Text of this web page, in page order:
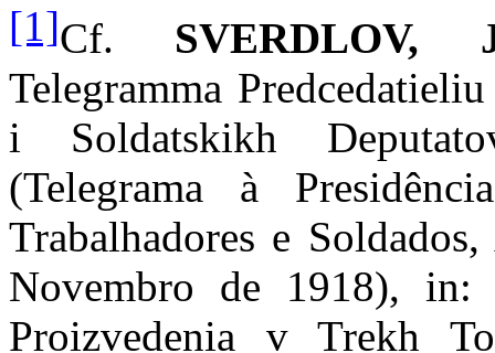
[1]Cf. SVERDLOV,
Telegramma
i Soldatskikh
(Telegrama à
Trabalhadores e
Novembro de 1918), in:
Proizvedenia v Trekh